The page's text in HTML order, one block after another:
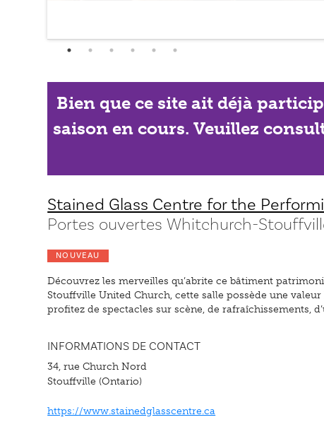
Bien que ce site ait déjà
saison en cours. Veuillez
Stained Glass Centre for the
Portes ouvertes Whitchurch-
NOUVEAU
Découvrez les merveilles qu’abrite ce bâtiment
Stouffville United Church, cette salle possède une
profitez de spectacles sur scène, de rafraîchissements,
INFORMATIONS DE CONTACT
34, rue Church Nord
Stouffville (Ontario)
https://www.stainedglasscentre.ca